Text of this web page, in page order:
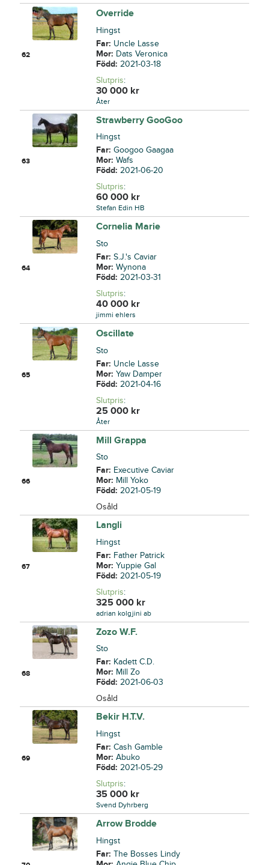
62
Override
Hingst
Far: Uncle Lasse
Mor: Dats Veronica
Född:2021-03-18
Slutpris:
30 000 kr
Åter
63
Strawberry GooGoo
Hingst
Far:Googoo Gaagaa
Mor:Wafs
Född:2021-06-20
Slutpris:
60 000 kr
Stefan Edin HB
64
Cornelia Marie
Sto
Far:S.J.'s Caviar
Mor:Wynona
Född:2021-03-31
Slutpris:
40 000 kr
jimmi ehlers
65
Oscillate
Sto
Far: Uncle Lasse
Mor:Yaw Damper
Född:2021-04-16
Slutpris:
25 000 kr
Åter
66
Mill Grappa
Sto
Far: Executive Caviar
Mor: Mill Yoko
Född:2021-05-19
Osåld
67
Langli
Hingst
Far: Father Patrick
Mor:Yuppie Gal
Född:2021-05-19
Slutpris:
325 000 kr
adrian kolgjini ab
68
Zozo W.F.
Sto
Far: Kadett C.D.
Mor: Mill Zo
Född:2021-06-03
Osåld
69
Bekir H.T.V.
Hingst
Far:Cash Gamble
Mor:Abuko
Född:2021-05-29
Slutpris:
35 000 kr
Svend Dyhrberg
Arrow Brodde
Hingst
Far:The Bosses Lindy